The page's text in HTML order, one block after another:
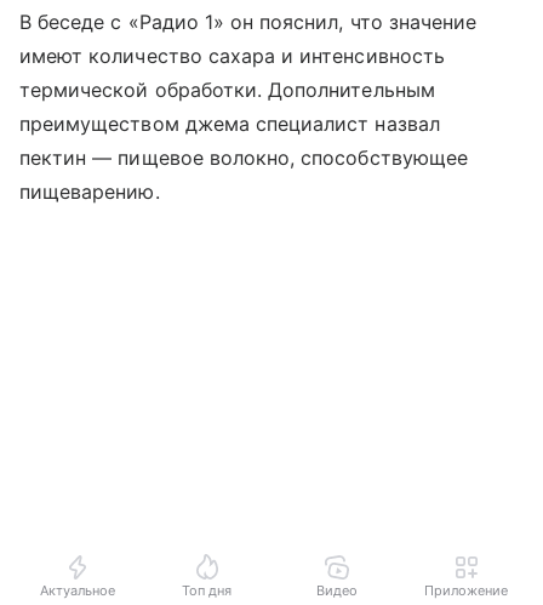
В беседе с «Радио 1» он пояснил, что значение
имеют количество сахара и интенсивность
термической обработки. Дополнительным
преимуществом джема специалист назвал
пектин — пищевое волокно, способствующее
пищеварению.
Актуальное Топ дня Видео Приложение